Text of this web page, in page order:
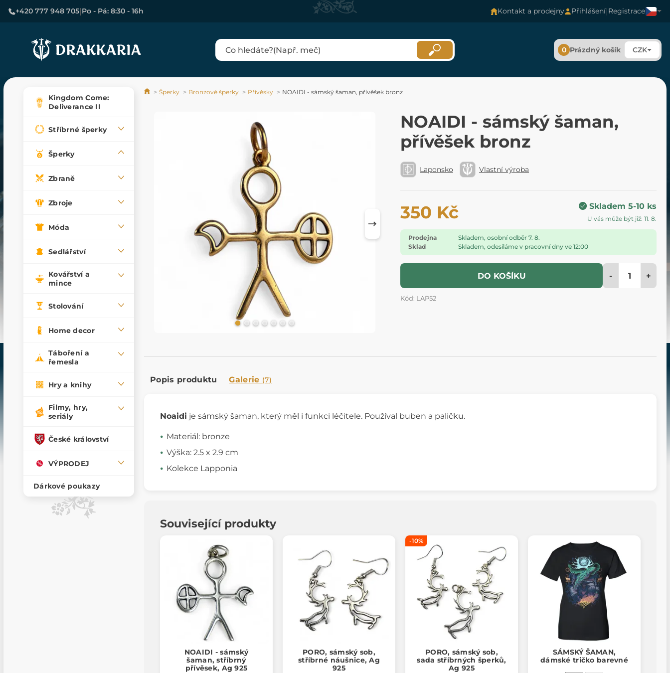
+420 777 948 705|Po - Pá: 8:30 - 16h Kontakt a prodejny Přihlášení|Registrace
0 Prázdný košík CZK
Kingdom Come:
Deliverance II
Stříbrné šperky
Šperky
Zbraně
Zbroje
Móda
Sedlářství
Kovářství a
mince
Stolování
Home decor
Táboření a
řemesla
Hry a knihy
Filmy, hry,
seriály
České království
VÝPRODEJ
Dárkové poukazy
Šperky Bronzové šperky Přívěsky NOAIDI - sámský šaman, přívěšek bronz
NOAIDI - sámský šaman,
přívěšek bronz
Laponsko Vlastní výroba
350 Kč Skladem 5-10 ks
U vás může být již: 11. 8.
Prodejna
Skladem, osobní odběr 7. 8.
Sklad
Skladem, odesíláme v pracovní dny ve 12:00
DO KOŠÍKU - +
Kód: LAP52
Popis produktu Galerie (7)
Noaidi je sámský šaman, který měl i funkci léčitele. Používal buben a paličku.
Materiál: bronze
Výška: 2.5 x 2.9 cm
Kolekce Lapponia
Související produkty
NOAIDI - sámský
šaman, stříbrný
přívěsek, Ag 925
PORO, sámský sob,
stříbrné náušnice, Ag
925
-10%
PORO, sámský sob,
sada stříbrných šperků,
Ag 925
SÁMSKÝ ŠAMAN,
dámské tričko barevné